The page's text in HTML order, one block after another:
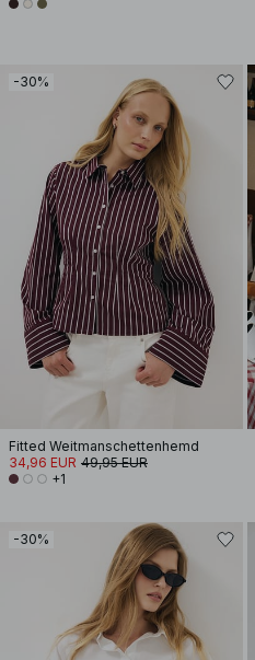
-30%
Fitted Weitmanschettenhemd
34,96 EUR 49,95 EUR
+1
-30%